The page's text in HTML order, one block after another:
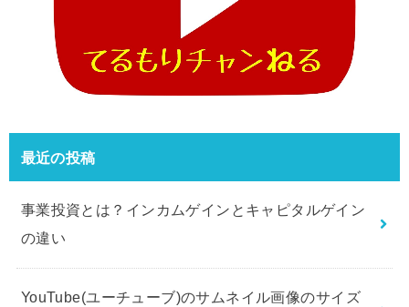
最近の投稿
事業投資とは？インカムゲインとキャピタルゲイン
の違い
YouTube(ユーチューブ)のサムネイル画像のサイズ